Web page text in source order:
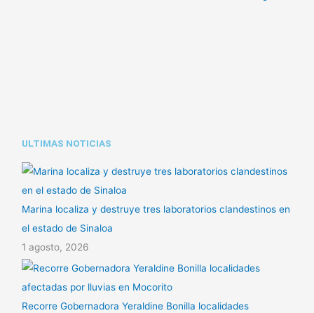
y s
ULTIMAS NOTICIAS
Marina localiza y destruye tres laboratorios clandestinos en
el estado de Sinaloa
1 agosto, 2026
Recorre Gobernadora Yeraldine Bonilla localidades